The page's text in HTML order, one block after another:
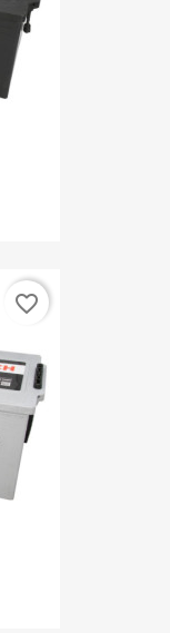
favorite_border